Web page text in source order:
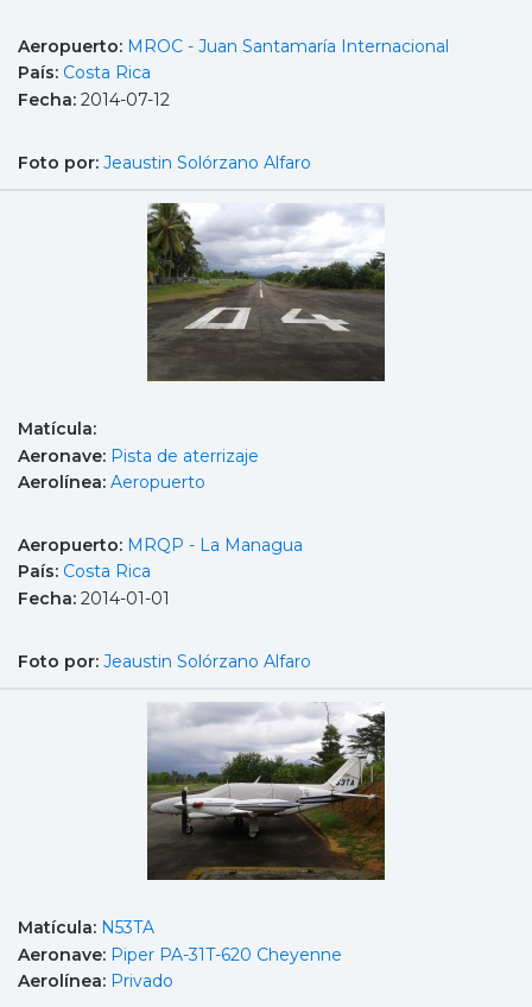
Aeropuerto: MROC - Juan Santamaría Internacional
País: Costa Rica
Fecha: 2014-07-12
Foto por: Jeaustin Solórzano Alfaro
Matícula:
Aeronave: Pista de aterrizaje
Aerolínea: Aeropuerto
Aeropuerto: MRQP - La Managua
País: Costa Rica
Fecha: 2014-01-01
Foto por: Jeaustin Solórzano Alfaro
Matícula: N53TA
Aeronave: Piper PA-31T-620 Cheyenne
Aerolínea: Privado